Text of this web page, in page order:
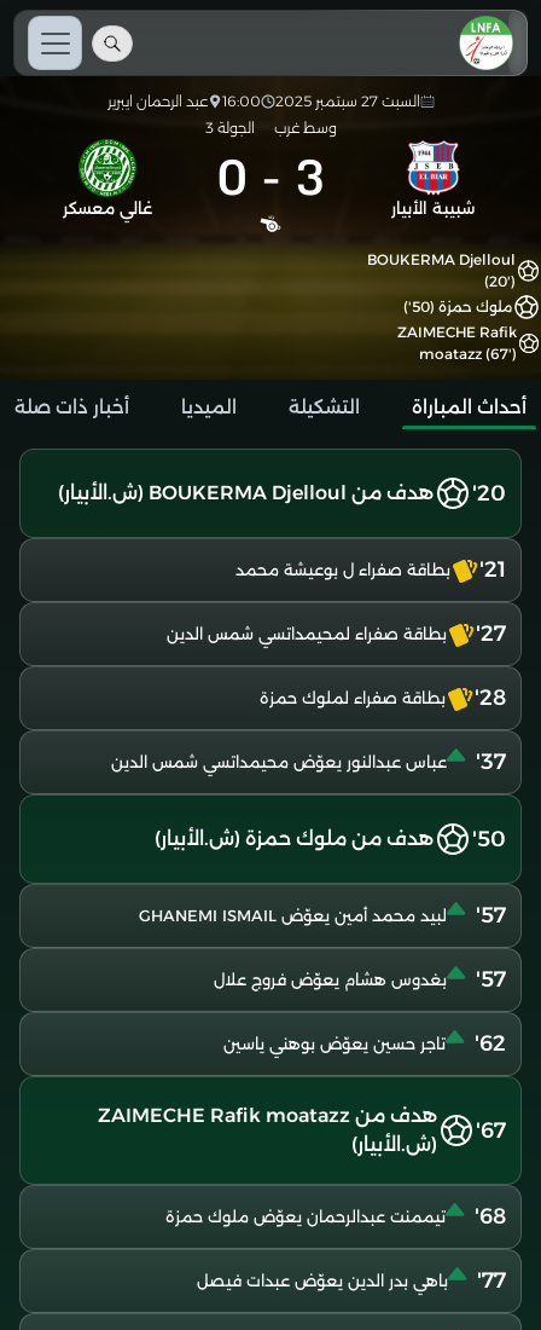
السبت 27 سبتمبر 2025 16:00
عبد الرحمان ايبرير
وسط غرب
الجولة 3
شبيبة الأبيار 3
-
0 غالي معسكر
BOUKERMA Djelloul
(20')
ملوك حمزة (50')
ZAIMECHE Rafik
moatazz (67')
أحداث المباراة التشكيلة الميديا أخبار ذات صلة
20' هدف من BOUKERMA Djelloul (ش.الأبيار)
21' بطاقة صفراء ل بوعيشة محمد
27' بطاقة صفراء لمحيمداتسي شمس الدين
28' بطاقة صفراء لملوك حمزة
37' عباس عبدالنور يعوّض محيمداتسي شمس الدين
50' هدف من ملوك حمزة (ش.الأبيار)
57' لبيد محمد أمين يعوّض GHANEMI ISMAIL
57' بغدوس هشام يعوّض فروج علال
62' تاجر حسين يعوّض بوهني ياسين
67'
هدف من ZAIMECHE Rafik moatazz
(ش.الأبيار)
68' تيممنت عبدالرحمان يعوّض ملوك حمزة
77' باهي بدر الدين يعوّض عبدات فيصل